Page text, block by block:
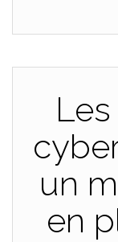
un
en